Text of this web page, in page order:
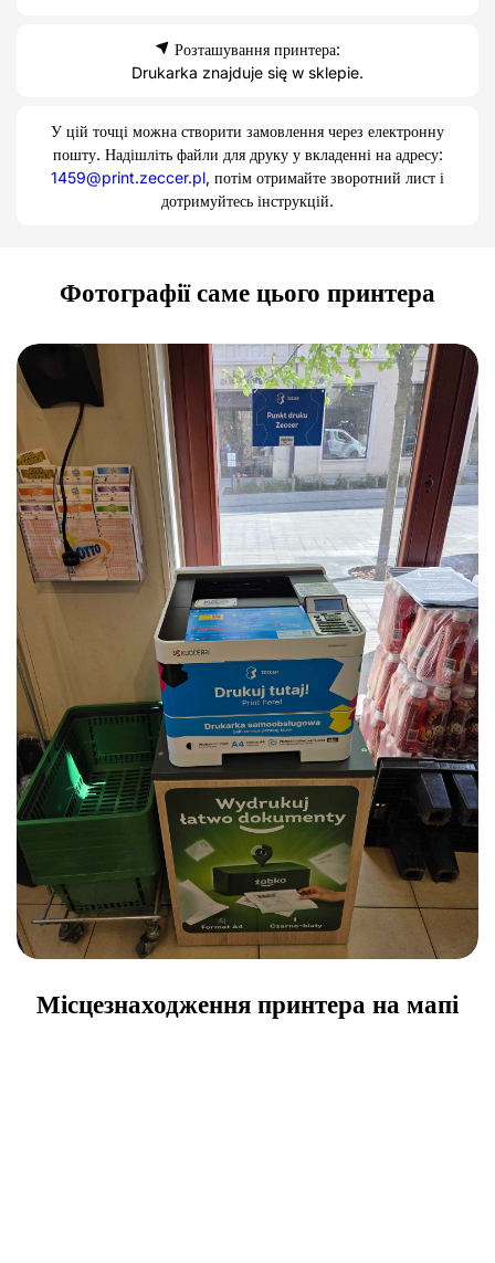
Розташування принтера:
Drukarka znajduje się w sklepie.
У цій точці можна створити замовлення через електронну
пошту. Надішліть файли для друку у вкладенні на адресу:
1459@print.zeccer.pl, потім отримайте зворотний лист і
дотримуйтесь інструкцій.
Фотографії саме цього принтера
Місцезнаходження принтера на мапі